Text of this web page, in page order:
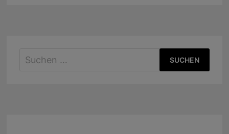
Suchen